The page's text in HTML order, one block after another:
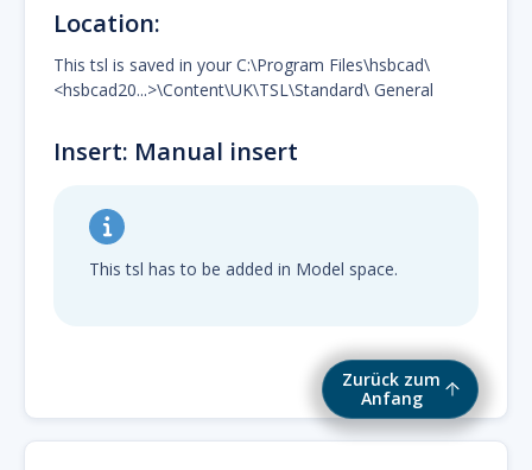
Zurück zum
Anfang
Location:
This tsl is saved in your C:\Program Files\hsbcad\
<hsbcad20...>\Content\UK\TSL\Standard\ General
Insert: Manual insert
This tsl has to be added in Model space.